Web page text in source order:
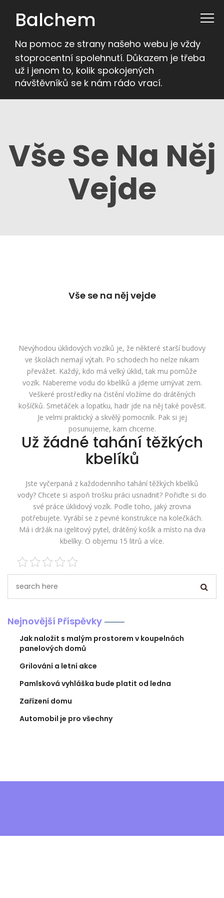
Balchem
Na pomoc ze strany našeho webu je vždy
stoprocentní spolehnutí. Důkazem je třeba
už i jenom to, kolik spokojených
návštěvníků se k nám rádo vrací.
Vše Se Na Něj
Vejde
Vše se na něj vejde
Nevýhodou úklidových vozíků je, že některé starší budovy
ve školách nemají výtah. Po schodech ho nelze nikam
převážet. Každý, kdo má velký úklid, tak mu pomůže
vozík. Nabereme vodu do kbelíků a jdeme umývat zem.
Veškeré prostředky na čistění vložíme do drátěných
košíčků. Smetáček a lopatku, hadr jde na něj také pověsit.
Je velmi praktický a skvělý pomocník. Pak si jej
posunujeme, kam chceme.
Už žádné tahání těžkých
kbelíků
Jste vyčerpaná z každodenního tahání těžkých kbelíků
vody? Chcete si aspoň trošku práci usnadnit? Pořiďte si do
své práce úklidový vozík. Podle toho, jaký zrovna
potřebujete. Vyrábí se z pevné konstrukce na kolečkách.
Má i držák na igelitový pytel, drátěný košík a místo na dva
kbelíky. O objemu 15 litrů a více.
Nejnovější Příspěvky
Jak naložit s malým prostorem v koupelnách
panelových domů
Grilování a letní akce
Pamlsková vyhláška bude platit od ledna
Zařízení domu
Automobil je pro všechny